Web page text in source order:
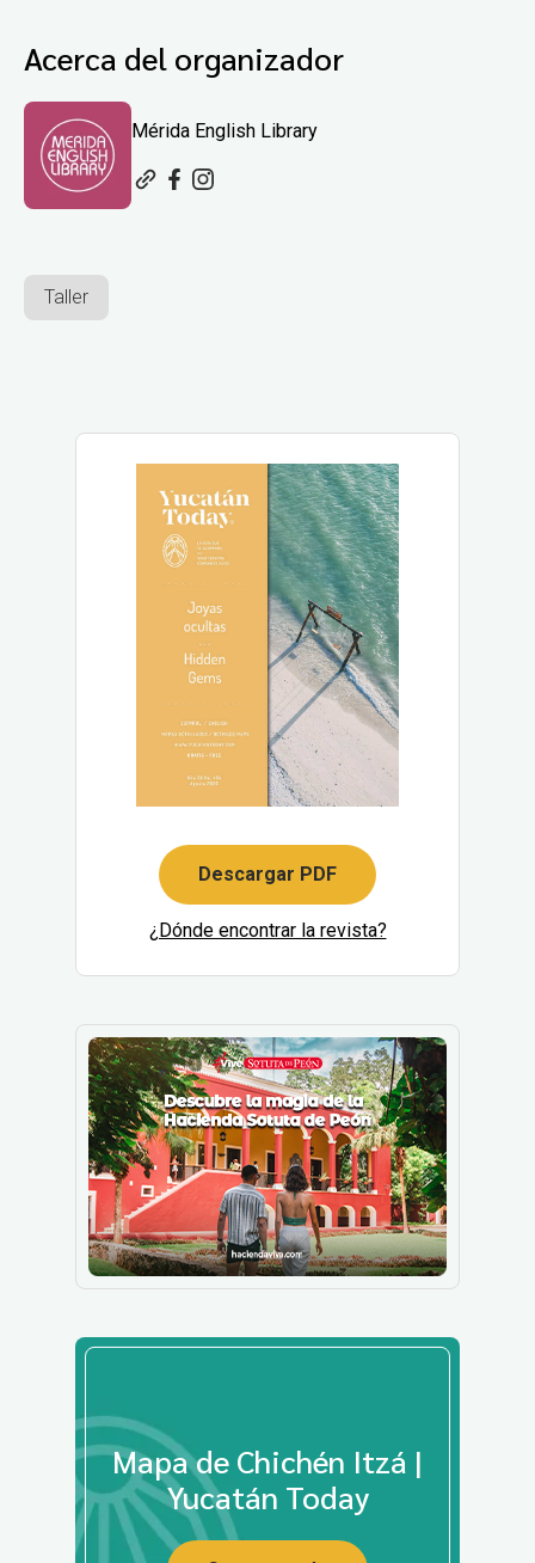
Acerca del organizador
Mérida English Library
Taller
Descargar PDF
¿Dónde encontrar la revista?
Mapa de Chichén Itzá |
Yucatán Today